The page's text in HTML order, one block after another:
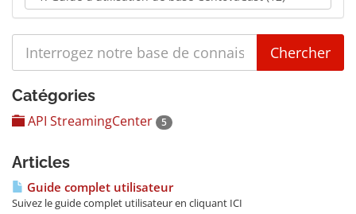
Catégories
API StreamingCenter 5
Articles
Guide complet utilisateur
Suivez le guide complet utilisateur en cliquant ICI